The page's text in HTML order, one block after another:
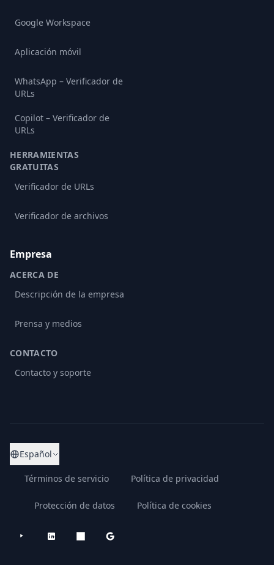
Google Workspace
Aplicación móvil
WhatsApp – Verificador de
URLs
Copilot – Verificador de
URLs
HERRAMIENTAS
GRATUITAS
Verificador de URLs
Verificador de archivos
Empresa
ACERCA DE
Descripción de la empresa
Prensa y medios
CONTACTO
Contacto y soporte
Español
Términos de servicio Política de privacidad
Protección de datos Política de cookies